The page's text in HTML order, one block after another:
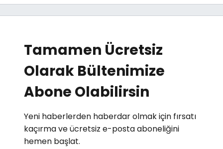
Tamamen Ücretsiz
Olarak Bültenimize
Abone Olabilirsin
Yeni haberlerden haberdar olmak için fırsatı
kaçırma ve ücretsiz e-posta aboneliğini
hemen başlat.